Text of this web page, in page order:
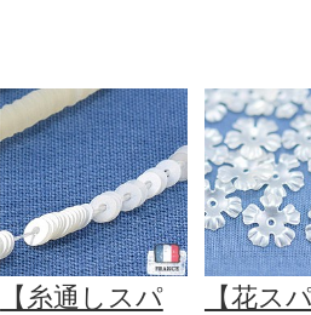
【糸通しスパ
【花ス